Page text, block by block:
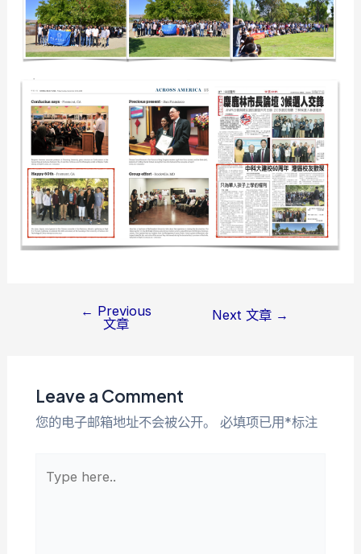
← Previous
文章
Next 文章 →
Leave a Comment
您的电子邮箱地址不会被公开。 必填项已用*标注
here..